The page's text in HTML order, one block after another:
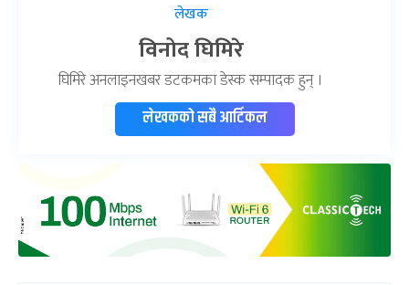
लेखक
विनोद घिमिरे
घिमिरे अनलाइनखबर डटकमका डेस्क सम्पादक हुन् ।
लेखकको सबै आर्टिकल